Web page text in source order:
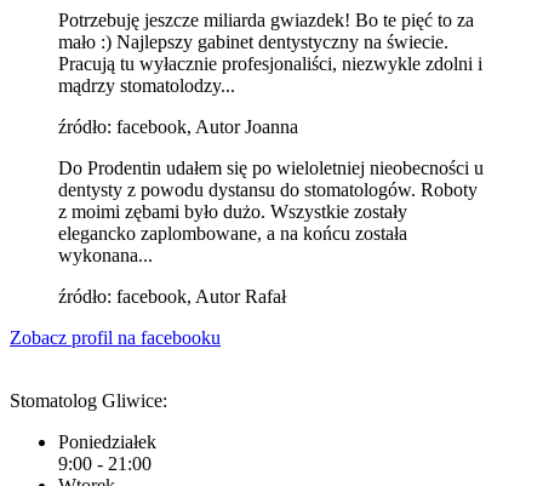
Potrzebuję jeszcze miliarda gwiazdek! Bo te pięć to za
mało :) Najlepszy gabinet dentystyczny na świecie.
Pracują tu wyłacznie profesjonaliści, niezwykle zdolni i
mądrzy stomatolodzy...
źródło: facebook, Autor Joanna
Do Prodentin udałem się po wieloletniej nieobecności u
dentysty z powodu dystansu do stomatologów. Roboty
z moimi zębami było dużo. Wszystkie zostały
elegancko zaplombowane, a na końcu została
wykonana...
źródło: facebook, Autor Rafał
Zobacz profil na facebooku
Stomatolog Gliwice:
Poniedziałek
9:00 - 21:00